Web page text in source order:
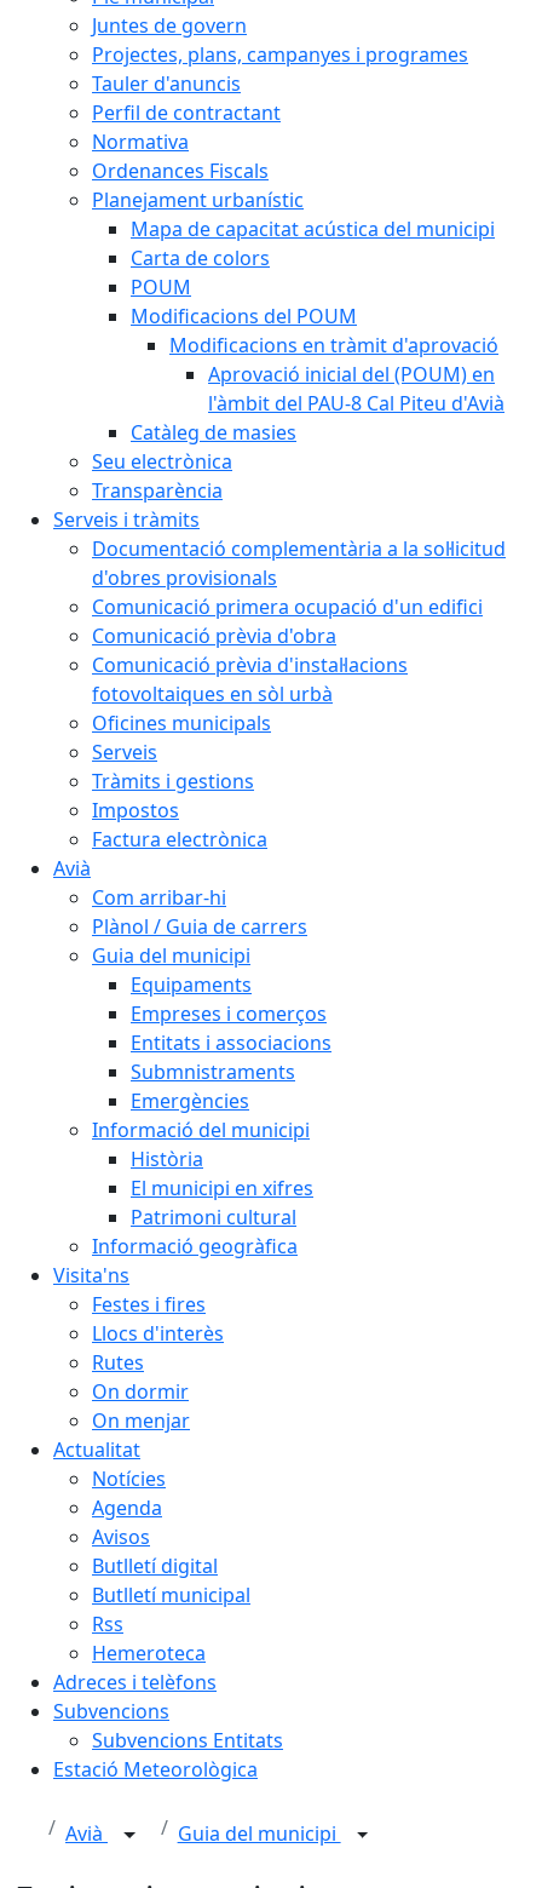
Juntes de govern
Projectes, plans, campanyes i programes
Tauler d'anuncis
Perfil de contractant
Normativa
Ordenances Fiscals
Planejament urbanístic
Mapa de capacitat acústica del municipi
Carta de colors
POUM
Modificacions del POUM
Modificacions en tràmit d'aprovació
Aprovació inicial del (POUM) en
l'àmbit del PAU-8 Cal Piteu d'Avià
Catàleg de masies
Seu electrònica
Transparència
Serveis i tràmits
Documentació complementària a la sol·licitud
d'obres provisionals
Comunicació primera ocupació d'un edifici
Comunicació prèvia d'obra
Comunicació prèvia d'instal·lacions
fotovoltaiques en sòl urbà
Oficines municipals
Serveis
Tràmits i gestions
Impostos
Factura electrònica
Avià
Com arribar-hi
Plànol / Guia de carrers
Guia del municipi
Equipaments
Empreses i comerços
Entitats i associacions
Submnistraments
Emergències
Informació del municipi
Història
El municipi en xifres
Patrimoni cultural
Informació geogràfica
Visita'ns
Festes i fires
Llocs d'interès
Rutes
On dormir
On menjar
Actualitat
Notícies
Agenda
Avisos
Butlletí digital
Butlletí municipal
Rss
Hemeroteca
Adreces i telèfons
Subvencions
Subvencions Entitats
Estació Meteorològica
Avià Guia del municipi